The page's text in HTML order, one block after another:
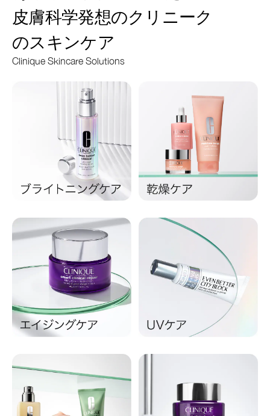
皮膚科学発想のクリニーク
のスキンケア
Clinique Skincare Solutions